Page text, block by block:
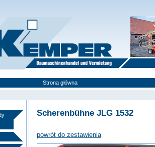
Strona główna
Scherenbühne JLG 1532
powrót do zestawienia